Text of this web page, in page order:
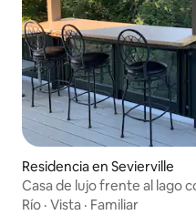
Residencia en Sevierville
Casa de lujo frente al lago
Río · Vista · Familiar